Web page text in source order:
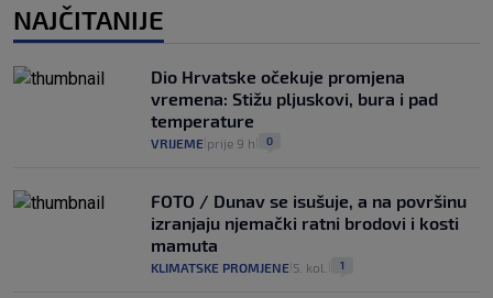
NAJČITANIJE
Dio Hrvatske očekuje promjena
vremena: Stižu pljuskovi, bura i pad
temperature
VRIJEME prije 9 h 0
FOTO / Dunav se isušuje, a na površinu
izranjaju njemački ratni brodovi i kosti
mamuta
KLIMATSKE PROMJENE 5. kol. 1